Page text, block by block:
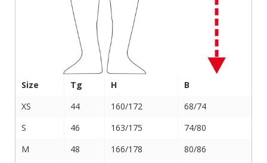
Size Tg H
B
XS
44 160/172
68/74
S
46 163/175
74/80
M
48 166/178
80/86